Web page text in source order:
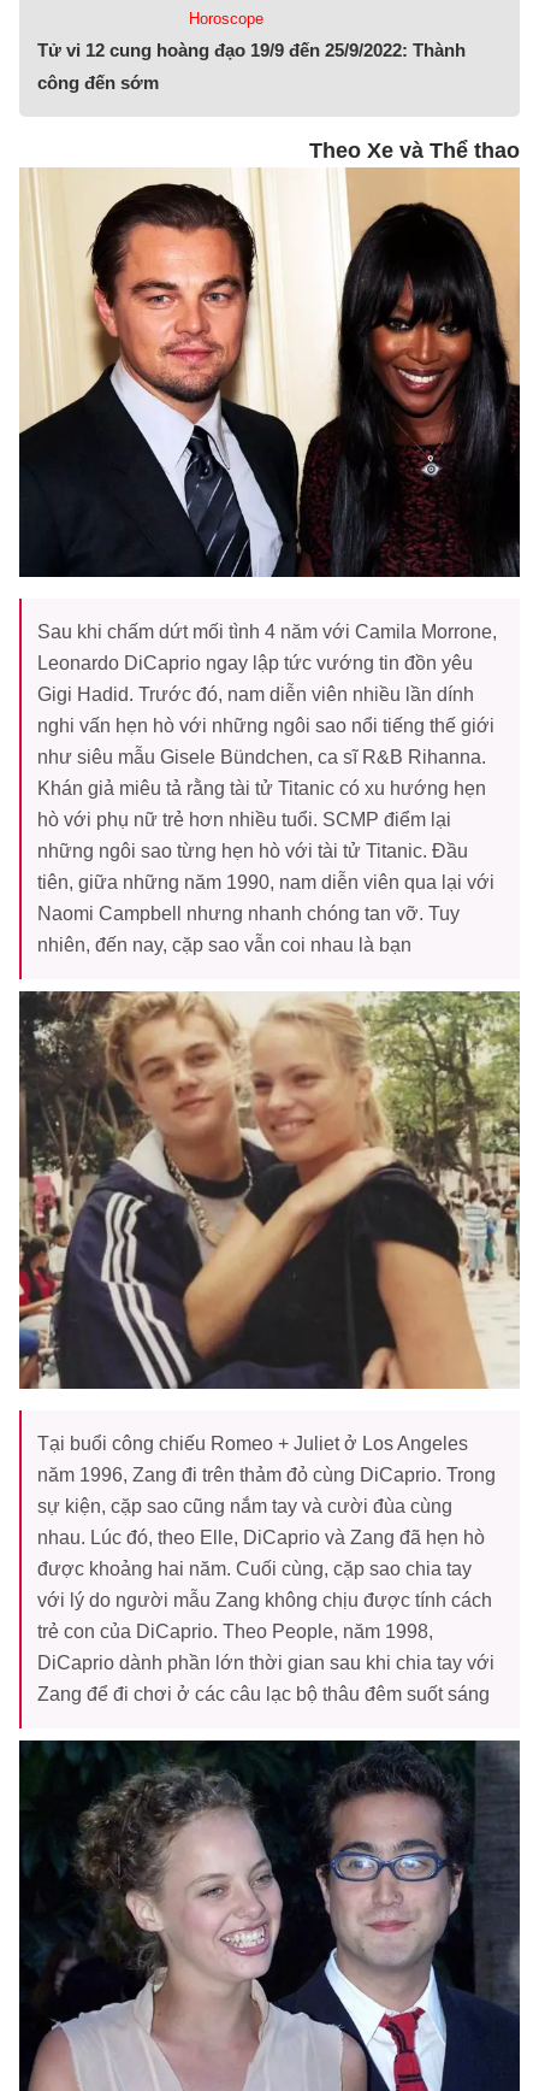
Horoscope
Tử vi 12 cung hoàng đạo 19/9 đến 25/9/2022: Thành
công đến sớm
Theo Xe và Thể thao
Sau khi chấm dứt mối tình 4 năm với Camila Morrone,
Leonardo DiCaprio ngay lập tức vướng tin đồn yêu
Gigi Hadid. Trước đó, nam diễn viên nhiều lần dính
nghi vấn hẹn hò với những ngôi sao nổi tiếng thế giới
như siêu mẫu Gisele Bündchen, ca sĩ R&B Rihanna.
Khán giả miêu tả rằng tài tử Titanic có xu hướng hẹn
hò với phụ nữ trẻ hơn nhiều tuổi. SCMP điểm lại
những ngôi sao từng hẹn hò với tài tử Titanic. Đầu
tiên, giữa những năm 1990, nam diễn viên qua lại với
Naomi Campbell nhưng nhanh chóng tan vỡ. Tuy
nhiên, đến nay, cặp sao vẫn coi nhau là bạn
Tại buổi công chiếu Romeo + Juliet ở Los Angeles
năm 1996, Zang đi trên thảm đỏ cùng DiCaprio. Trong
sự kiện, cặp sao cũng nắm tay và cười đùa cùng
nhau. Lúc đó, theo Elle, DiCaprio và Zang đã hẹn hò
được khoảng hai năm. Cuối cùng, cặp sao chia tay
với lý do người mẫu Zang không chịu được tính cách
trẻ con của DiCaprio. Theo People, năm 1998,
DiCaprio dành phần lớn thời gian sau khi chia tay với
Zang để đi chơi ở các câu lạc bộ thâu đêm suốt sáng